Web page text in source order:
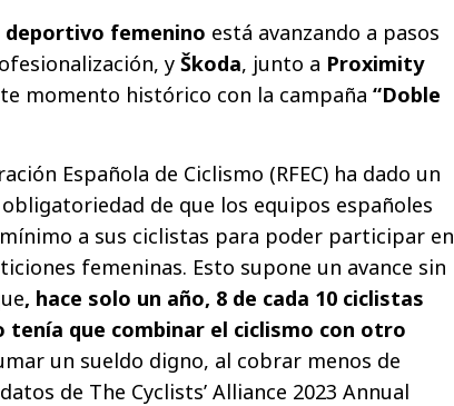
deportivo femenino está avanzando a pasos
y Škoda, junto a Proximity
momento histórico con la campaña “Doble
Española de Ciclismo (RFEC) ha dado un
de que los equipos españoles
a sus ciclistas para poder participar en
femeninas. Esto supone un avance sin
, hace solo un año, 8 de cada 10 ciclistas
que combinar el ciclismo con otro
un sueldo digno, al cobrar menos de
de The Cyclists’ Alliance 2023 Annual